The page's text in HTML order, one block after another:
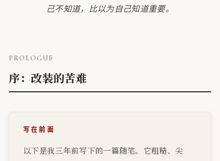
己不知道，比以为自己知道重要。
PROLOGUE
序：改装的苦难
写在前面
以下是我三年前写下的一篇随笔。它粗糙、尖